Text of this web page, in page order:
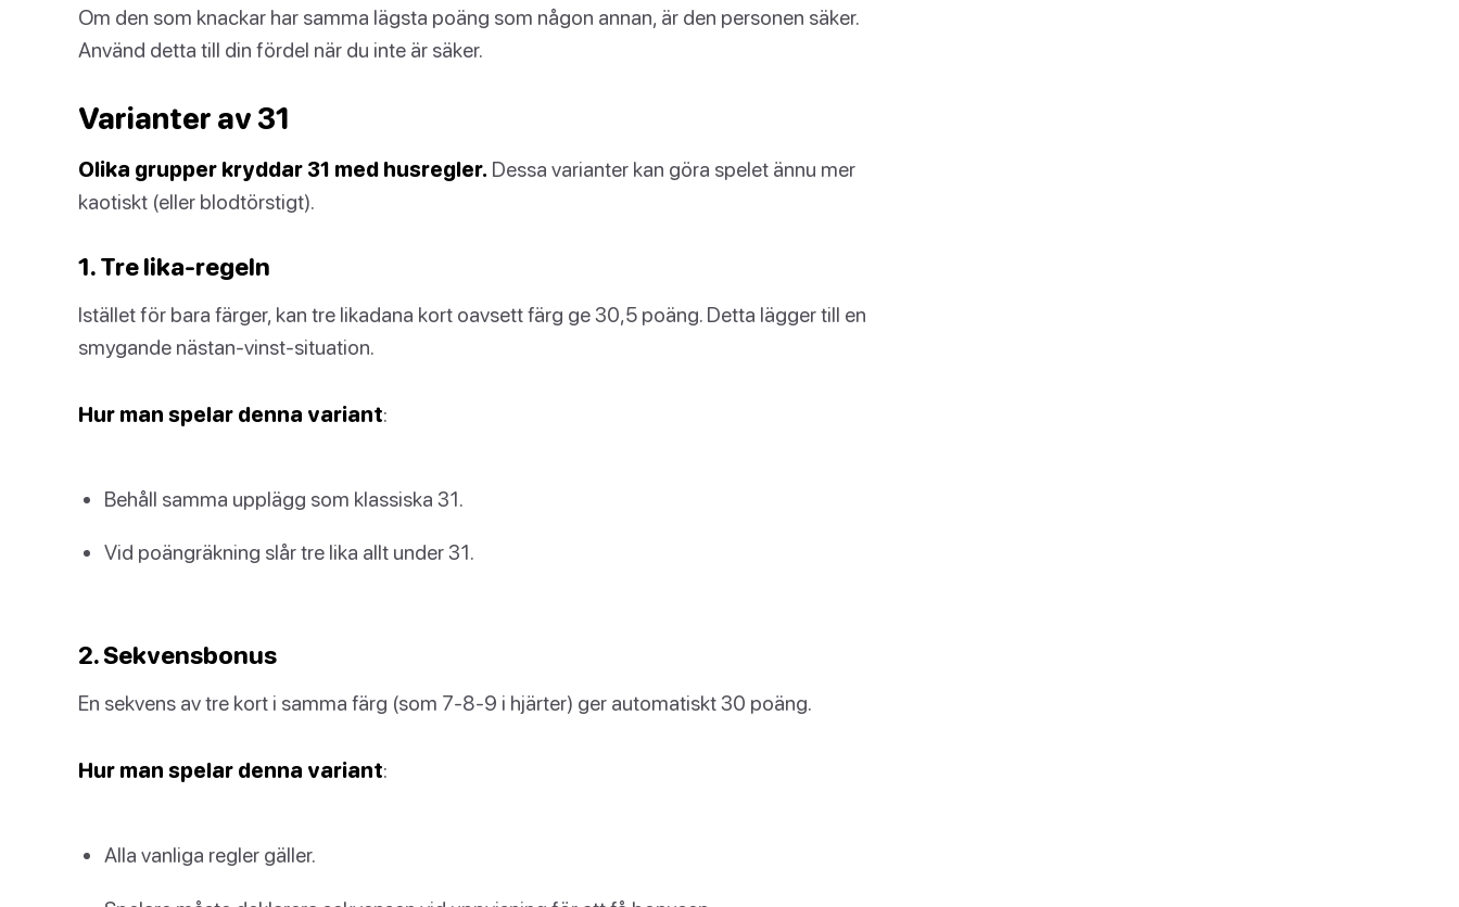
Om den som knackar har samma lägsta poäng som någon annan, är den personen säker.
Använd detta till din fördel när du inte är säker.
Varianter av 31
Olika grupper kryddar 31 med husregler. Dessa varianter kan göra spelet ännu mer
kaotiskt (eller blodtörstigt).
1. Tre lika-regeln
Istället för bara färger, kan tre likadana kort oavsett färg ge 30,5 poäng. Detta lägger till en
smygande nästan-vinst-situation.
Hur man spelar denna variant:
Behåll samma upplägg som klassiska 31.
Vid poängräkning slår tre lika allt under 31.
2. Sekvensbonus
En sekvens av tre kort i samma färg (som 7-8-9 i hjärter) ger automatiskt 30 poäng.
Hur man spelar denna variant:
Alla vanliga regler gäller.